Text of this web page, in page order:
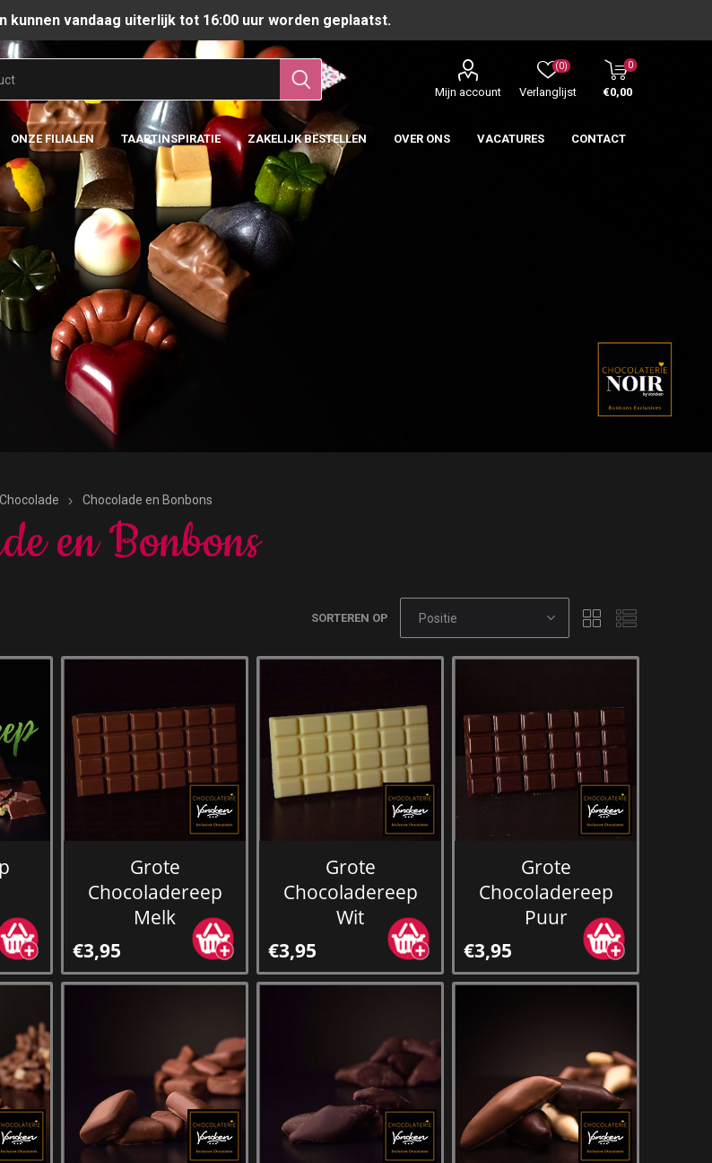
kunnen vandaag uiterlijk tot 16:00 uur worden geplaatst.
Mijn account Verlanglijst
(0) 0
€0,00
ONZE FILIALEN TAARTINSPIRATIE ZAKELIJK BESTELLEN OVER ONS VACATURES CONTACT
Chocolade Chocolade en Bonbons
en Bonbons
SORTEREN OP
Grote
Chocoladereep
Melk
€3,95
Grote
Chocoladereep
Wit
€3,95
Grote
Chocoladereep
Puur
€3,95